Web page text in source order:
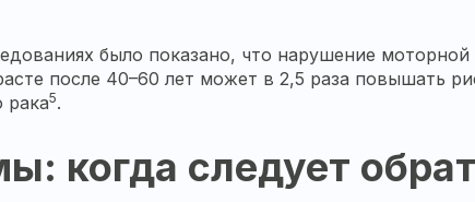
было показано, что нарушение
после 40–60 лет может в 2,5 раза повышать
рака5.
когда следует